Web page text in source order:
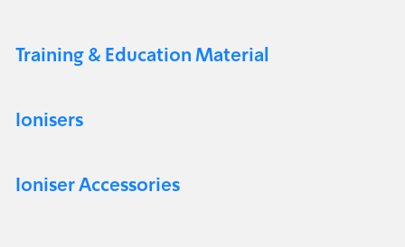
Training & Education Material
Ionisers
Ioniser Accessories